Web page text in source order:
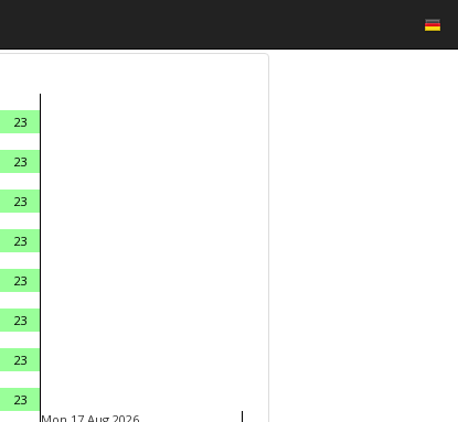
23
23
23
23
23
23
23
23